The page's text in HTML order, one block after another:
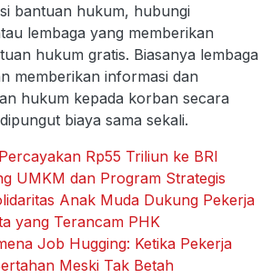
bantuan hukum, hubungi
lembaga yang memberikan
hukum gratis. Biasanya lembaga
memberikan informasi dan
hukum kepada korban secara
biaya sama sekali.
Rp55 Triliun ke BRI
UMKM dan Program Strategis
Anak Muda Dukung Pekerja
yang Terancam PHK
Job Hugging: Ketika Pekerja
Meski Tak Betah